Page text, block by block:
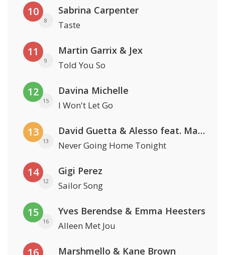
10
8
Sabrina Carpenter
Taste
11
9
Martin Garrix & Jex
Told You So
12
15
Davina Michelle
I Won't Let Go
13
13
David Guetta & Alesso feat. Madison Love
Never Going Home Tonight
14
12
Gigi Perez
Sailor Song
15
16
Yves Berendse & Emma Heesters
Alleen Met Jou
Marshmello & Kane Brown